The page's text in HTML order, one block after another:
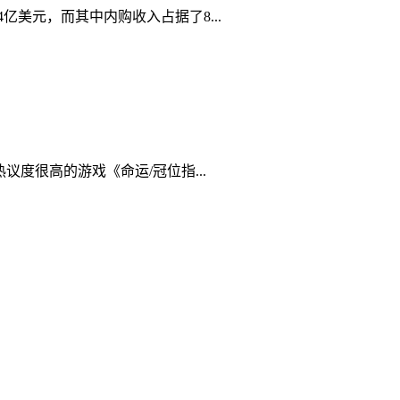
美元，而其中内购收入占据了8...
议度很高的游戏《命运/冠位指...